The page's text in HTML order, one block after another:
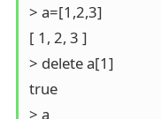
> a=[1,2,3]
[ 1, 2, 3 ]
> delete a[1]
true
> a